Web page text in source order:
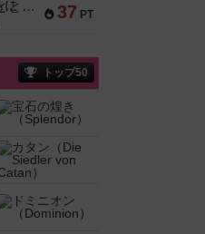
37 PT
フリップ７：復讐心とともに
トップ50